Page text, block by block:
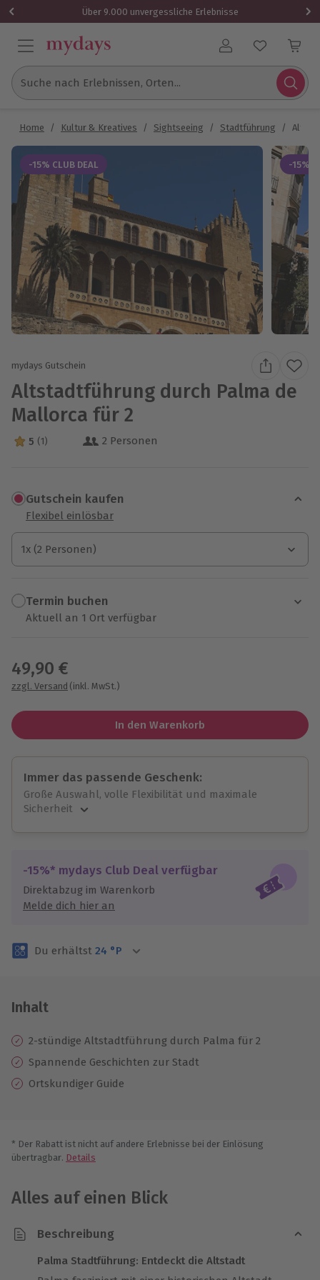
Über 9.000 unvergessliche Erlebnisse
Benutzerkonto
Suche nach Erlebnissen, Orten...
Home / Kultur & Kreatives / Sightseeing / Stadtführung /
-15% CLUB DEAL -15%
mydays Gutschein
Altstadtführung durch Palma de
Mallorca für 2
5 Sterne von 5 aus 1 Bewertungen
5 (1) 2 Personen
Gutschein kaufen
Flexibel einlösbar
1x (2 Personen)
1x (2 Personen)
1x (2 Personen)
Termin buchen
Aktuell an 1 Ort verfügbar
49,90 €
zzgl. Versand (inkl. MwSt.)
In den Warenkorb
Immer das passende Geschenk:
Große Auswahl, volle Flexibilität und maximale
Sicherheit
Jeder Gutschein für alle Erlebnisse einlösbar.
Maximale Sicherheit
3 Jahre gültig & verlängerbar.
-15%* mydays Club Deal verfügbar
Direktabzug im Warenkorb
Melde dich hier an
Du erhältst 24 °P
Inhalt
2-stündige Altstadtführung durch Palma für 2
Spannende Geschichten zur Stadt
Ortskundiger Guide
* Der Rabatt ist nicht auf andere Erlebnisse bei der Einlösung
übertragbar. Details
Alles auf einen Blick
Beschreibung
Palma Stadtführung: Entdeckt die Altstadt